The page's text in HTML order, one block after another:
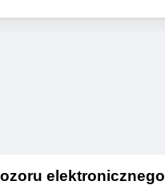
elektronicznego